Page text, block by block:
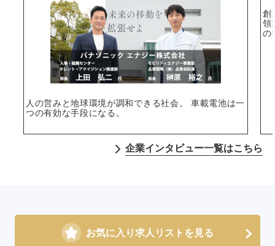
人の営みと地球環境が調和できる社会。 車載電池は一
つの有効な手段になる。
創
領
の
企業インタビュー一覧はこちら
お気に入り求人リストを見る